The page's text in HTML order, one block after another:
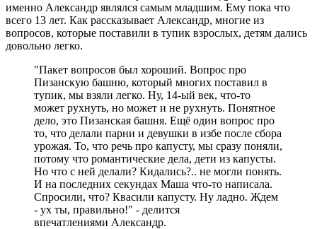
именно Александр являлся самым младшим. Ему пока что
всего 13 лет. Как рассказывает Александр, многие из
вопросов, которые поставили в тупик взрослых, детям дались
довольно легко.
"Пакет вопросов был хороший. Вопрос про
Пизанскую башню, который многих поставил в
тупик, мы взяли легко. Ну, 14-ый век, что-то
может рухнуть, но может и не рухнуть. Понятное
дело, это Пизанская башня. Ещё один вопрос про
то, что делали парни и девушки в избе после сбора
урожая. То, что речь про капусту, мы сразу поняли,
потому что романтические дела, дети из капусты.
Но что с ней делали? Кидались?.. не могли понять.
И на последних секундах Маша что-то написала.
Спросили, что? Квасили капусту. Ну ладно. Ждем
- ух ты, правильно!" - делится
впечатлениями Александр.